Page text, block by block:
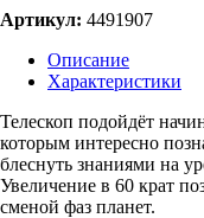
Артикул: 4491907
Описание
Характеристики
Телескоп подойдёт
которым интересно
блеснуть знаниями на
Увеличение в 60 крат
сменой фаз планет.